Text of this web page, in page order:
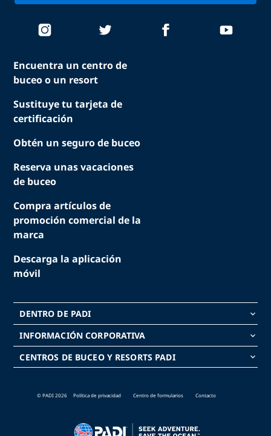
Encuentra un centro de
buceo o un resort
Sustituye tu tarjeta de
certificación
Obtén un seguro de buceo
Reserva unas vacaciones
de buceo
Compra artículos de
promoción comercial de la
marca
Descarga la aplicación
móvil
DENTRO DE PADI keyboard_arrow_down
INFORMACIÓN CORPORATIVA keyboard_arrow_down
CENTROS DE BUCEO Y RESORTS PADI keyboard_arrow_down
© PADI 2026 Política de privacidad Centro de formularios Contacto